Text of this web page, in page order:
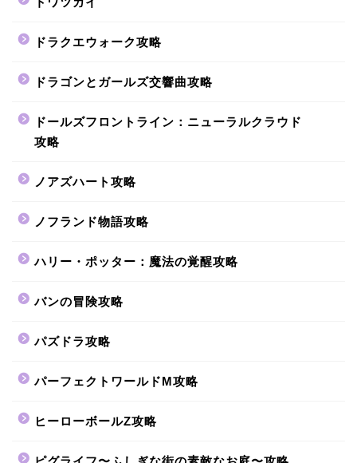
ドラクエウォーク攻略
ドラゴンとガールズ交響曲攻略
ドールズフロントライン：ニューラルクラウド
攻略
ノアズハート攻略
ノフランド物語攻略
ハリー・ポッター：魔法の覚醒攻略
バンの冒険攻略
パズドラ攻略
パーフェクトワールドM攻略
ヒーローボールZ攻略